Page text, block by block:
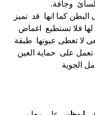
وجافة.
كما انها قد تميز
فلا تستطيع اغماض
لا تغطى عيونها طبقة
على حماية العين
الجوية